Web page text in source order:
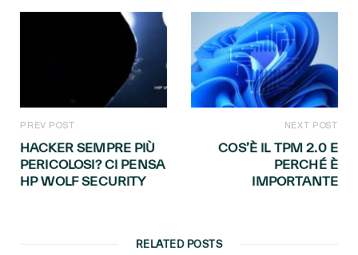
PREV POST
HACKER SEMPRE PIÙ
PERICOLOSI? CI PENSA
HP WOLF SECURITY
NEXT POST
COS’È IL TPM 2.0 E
PERCHÉ È
IMPORTANTE
RELATED POSTS